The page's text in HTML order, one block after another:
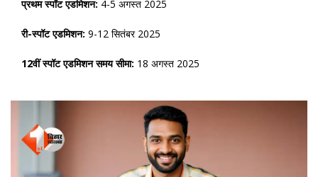
प्रथम स्पॉट एडमिशन: 4-5 अगस्त 2025
री-स्पॉट एडमिशन: 9-12 सितंबर 2025
12वीं स्पॉट एडमिशन समय सीमा: 18 अगस्त 2025